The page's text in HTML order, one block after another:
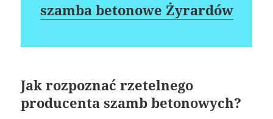
szamba betonowe Żyrardów
Jak rozpoznać rzetelnego
producenta szamb betonowych?